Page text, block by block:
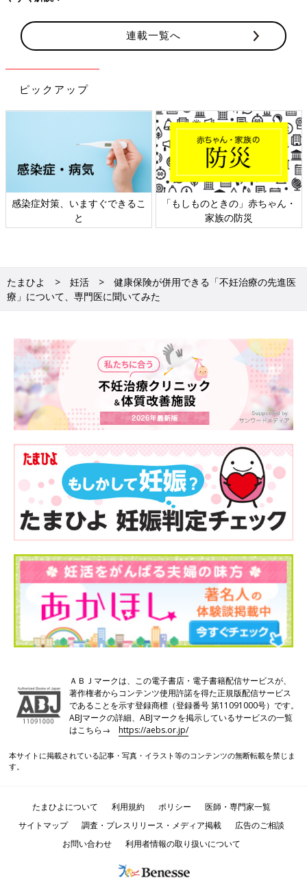
連載一覧へ
ピックアップ
日本外来小児科学会リーフレッ
ト検討会
六星占術 細木かおりさんの人生
相談
たまひよ 妊活
健康保険が併用できる「不妊治療の先進医
療」について、専門医に聞いてみた
ＡＢＪマークは、この電子書店・電子書籍配信サービスが、
著作権者からコンテンツ使用許諾を得た正規版配信サービス
であることを示す登録商標（登録番号 第11091000号）です。
ABJマークの詳細、ABJマークを掲示しているサービスの一覧
はこちら→https://aebs.or.jp/
本サイトに掲載されている記事・写真・イラスト等のコンテンツの無断転載を禁じま
す。
たまひよについて 利用規約 ポリシー
医師・専門家一覧
サイトマップ
調査・プレスリリース・メディア掲載
広告のご相談
お問い合わせ
利用者情報の取り扱いについて